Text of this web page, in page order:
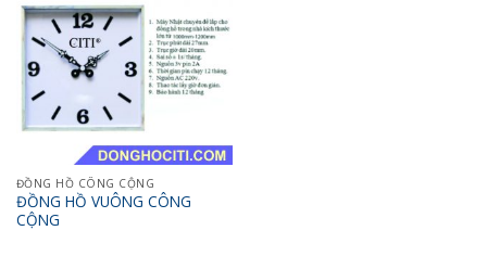
ĐỒNG HỒ CÔNG CỘNG
ĐỒNG HỒ VUÔNG CÔNG
CỘNG